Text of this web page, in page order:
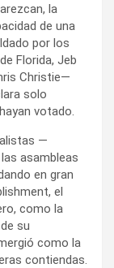
la
de una
por los
Florida, Jeb
Christie—
solo
votado.
—
asambleas
en gran
el
como la
su
como la
contiendas.